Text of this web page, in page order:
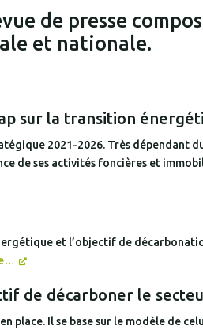
de presse
et nationale.
sur la transition
2021-2026. Très dépendant
de ses activités foncières et
et l’objectif de
de décarboner le
Il se base sur le modèle de